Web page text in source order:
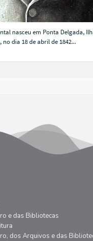
nasceu em Ponta Delgada,
no dia 18 de abril de 1842...
e das Bibliotecas
dos Arquivos e das